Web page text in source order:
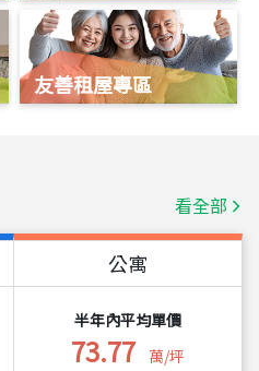
友善租屋專區
看全部
公寓
半年內平均單價
73.77 萬/坪